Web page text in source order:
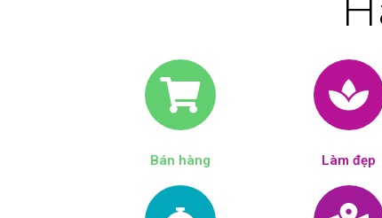
Bán hàng Làm đẹp​